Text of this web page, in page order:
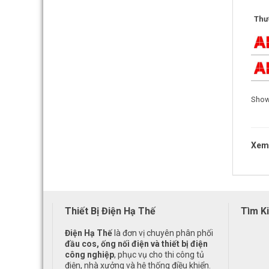
Thiết Bị Điện Hạ Thế
Điện Hạ Thế là đơn vị chuyên phân phối
đầu cos, ống nối điện và thiết bị điện
công nghiệp, phục vụ cho thi công tủ
điện, nhà xưởng và hệ thống điều khiển.
Tìm